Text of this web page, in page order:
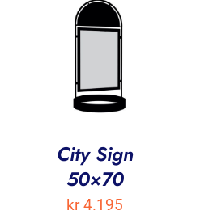
City Sign
50×70
kr4.195